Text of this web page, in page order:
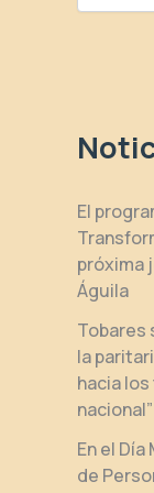
El
próxima
Águila
Tobares
la
hacia
nacional”
En el
de